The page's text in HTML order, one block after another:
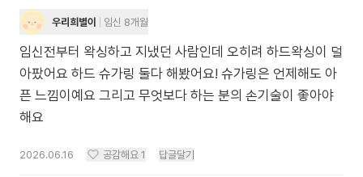
우리희별이 임신 8개월
임신전부터 왁싱하고 지냈던 사람인데 오히려 하드왁싱이 덜
아팠어요 하드 슈가링 둘다 해봤어요! 슈가링은 언제해도 아
픈 느낌이예요 그리고 무엇보다 하는 분의 손기술이 좋아야
해요
2026.06.16 공감해요 1 답글달기